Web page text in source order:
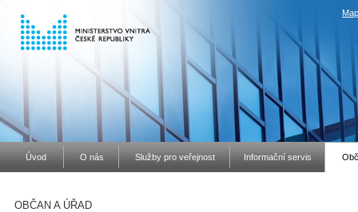
Úvod O nás Služby pro veřejnost Informační servis
OBČAN A ÚŘAD